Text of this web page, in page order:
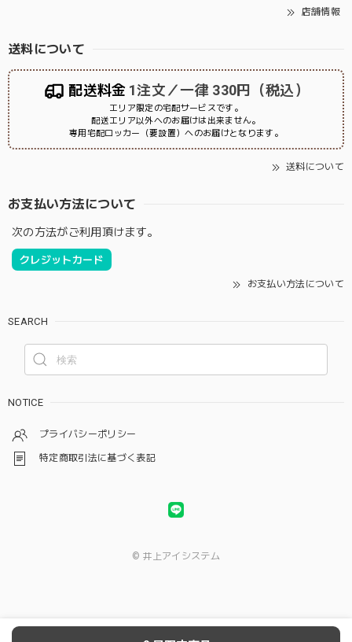
店舗情報
送料について
配送料金 1注文／一律 330円（税込）
エリア限定の宅配サービスです。
配送エリア以外へのお届けは出来ません。
専用宅配ロッカー（要設置）へのお届けとなります。
送料について
お支払い方法について
次の方法がご利用頂けます。
クレジットカード
お支払い方法について
SEARCH
NOTICE
プライバシーポリシー
特定商取引法に基づく表記
© 井上アイシステム